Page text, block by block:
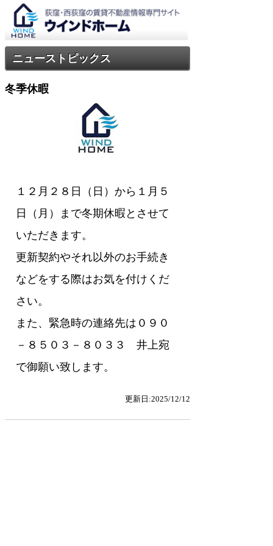
ニューストピックス
冬季休暇
１２月２８日（日）から１月５
日（月）まで冬期休暇とさせて
いただきます。
更新契約やそれ以外のお手続き
などをする際はお気を付けくだ
さい。
また、緊急時の連絡先は０９０
－８５０３－８０３３ 井上宛
で御願い致します。
更新日:2025/12/12